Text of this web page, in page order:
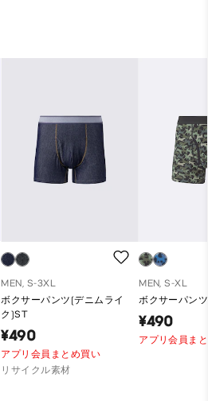
MEN, S-3XL
ボクサーパンツ(デニムライ
ク)ST
¥490
アプリ会員まとめ買い
リサイクル素材
MEN, S-XL
ボクサーパン
¥490
アプリ会員ま